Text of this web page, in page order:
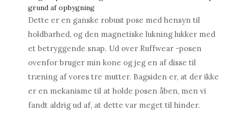
grund af opbygning
Dette er en ganske robust pose med hensyn til
holdbarhed, og den magnetiske lukning lukker med
et betryggende snap. Ud over Ruffwear -posen
ovenfor bruger min kone og jeg en af ​​disse til
træning af vores tre mutter. Bagsiden er, at der ikke
er en mekanisme til at holde posen åben, men vi
fandt aldrig ud af, at dette var meget til hinder.